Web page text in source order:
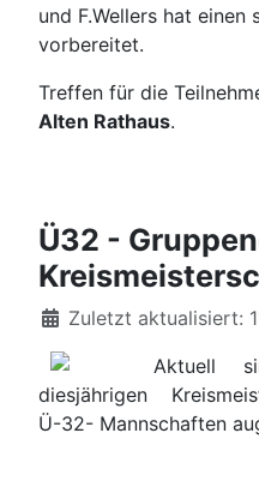
und F.Wellers hat einen
vorbereitet.
Treffen für die
Alten Rathaus.
Ü32 -
DetailsZuletzt aktualisiert:
Aktuell
diesjährigen
Ü-32- Mannschaften